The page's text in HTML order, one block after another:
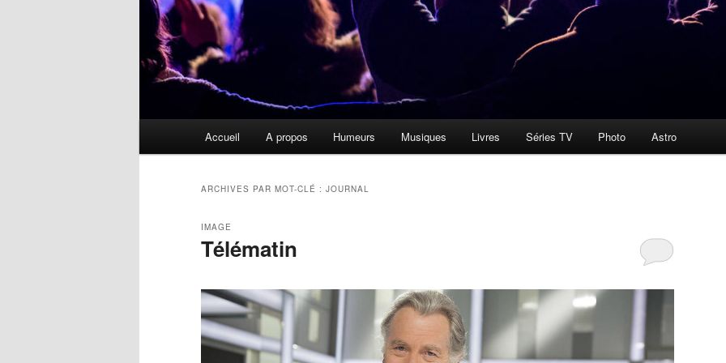
Accueil A propos Humeurs Musiques Livres Séries TV Photo Astro
ARCHIVES PAR MOT-CLÉ : JOURNAL
Télématin
IMAGE